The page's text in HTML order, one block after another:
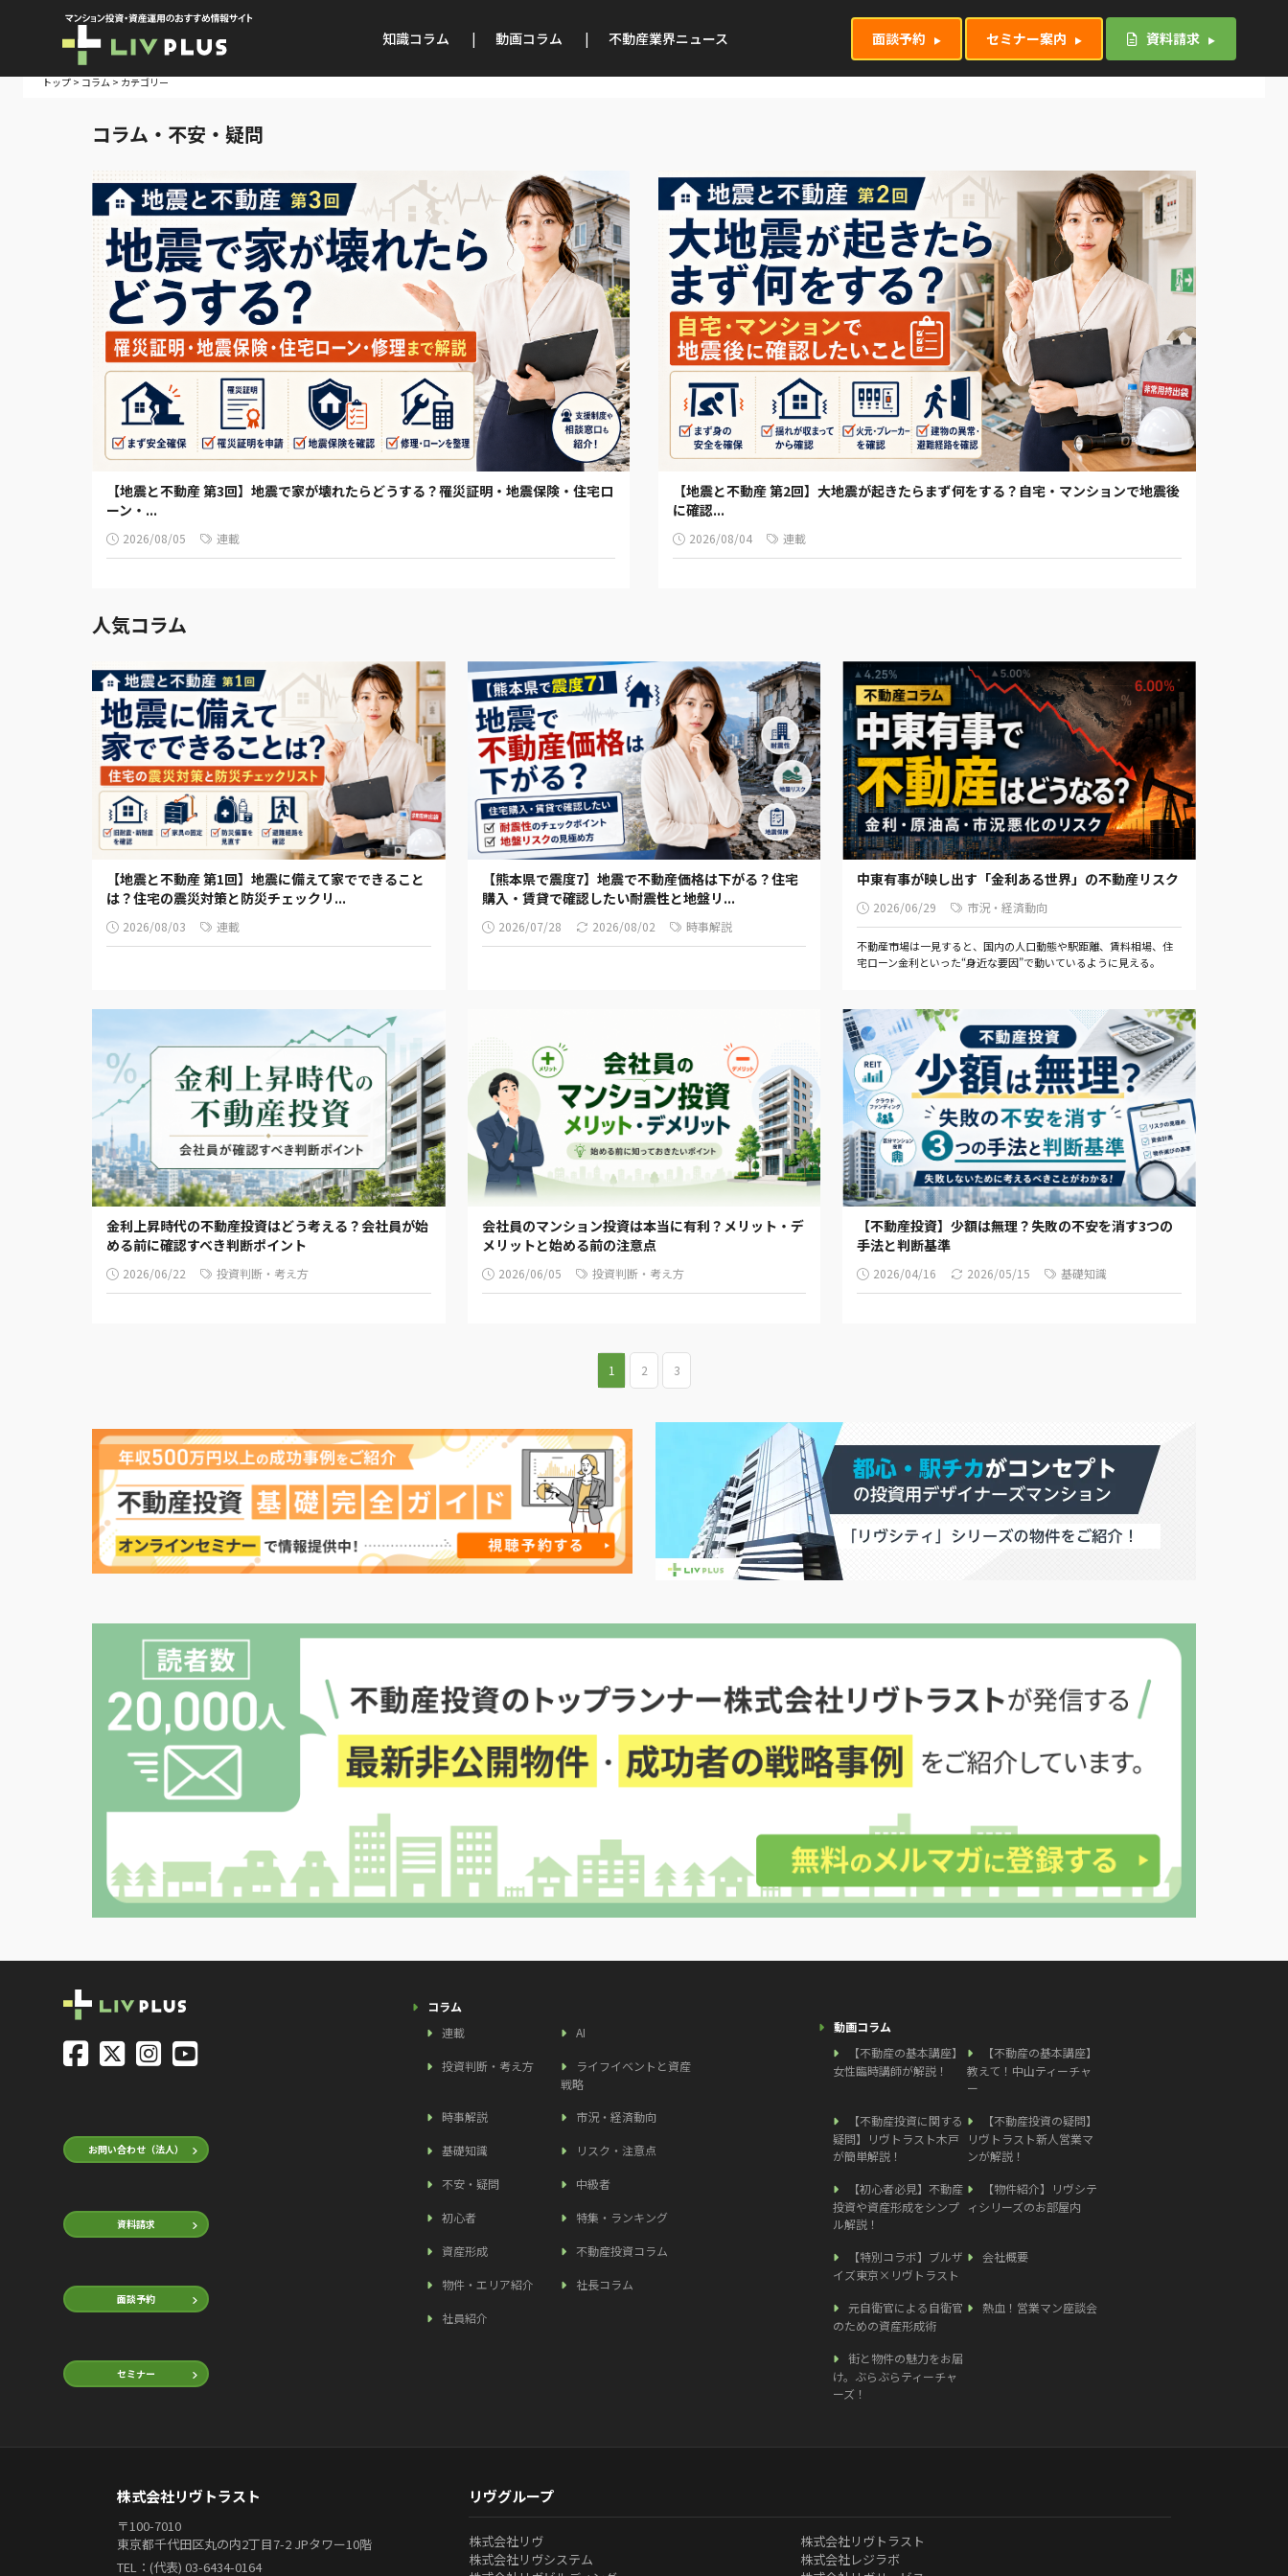
知識コラム | 動画コラム | 不動産業界ニュース 面談予約 セミナー案内 資料請求
トップ > コラム > カテゴリー
コラム・不安・疑問
【地震と不動産 第3回】地震で家が壊れたらどうする？罹災証明・地震保険・住宅ロ
ーン・...
2026/08/05 連載
【地震と不動産 第2回】大地震が起きたらまず何をする？自宅・マンションで地震後
に確認...
2026/08/04 連載
人気コラム
【地震と不動産 第1回】地震に備えて家でできること
は？住宅の震災対策と防災チェックリ...
2026/08/03 連載
【熊本県で震度7】地震で不動産価格は下がる？住宅
購入・賃貸で確認したい耐震性と地盤リ...
2026/07/28 2026/08/02 時事解説
中東有事が映し出す「金利ある世界」の不動産リスク
2026/06/29 市況・経済動向
不動産市場は一見すると、国内の人口動態や駅距離、賃料相場、住
宅ローン金利といった“身近な要因”で動いているように見える。
金利上昇時代の不動産投資はどう考える？会社員が始
める前に確認すべき判断ポイント
2026/06/22 投資判断・考え方
会社員のマンション投資は本当に有利？メリット・デ
メリットと始める前の注意点
2026/06/05 投資判断・考え方
【不動産投資】少額は無理？失敗の不安を消す3つの
手法と判断基準
2026/04/16 2026/05/15 基礎知識
1 2 3
お問い合わせ（法人）
資料請求
面談予約
セミナー
コラム
連載
AI
投資判断・考え方
ライフイベントと資産
戦略
時事解説
市況・経済動向
基礎知識 リスク・注意点
不安・疑問 中級者
初心者 特集・ランキング
資産形成 不動産投資コラム
物件・エリア紹介 社長コラム
社員紹介
動画コラム
【不動産の基本講座】
女性臨時講師が解説！
【不動産の基本講座】
教えて！中山ティーチャ
ー
【不動産投資に関する
疑問】リヴトラスト木戸
が簡単解説！
【不動産投資の疑問】
リヴトラスト新人営業マ
ンが解説！
【初心者必見】不動産
投資や資産形成をシンプ
ル解説！
【物件紹介】リヴシテ
ィシリーズのお部屋内
【特別コラボ】ブルザ
イズ東京×リヴトラスト
会社概要
元自衛官による自衛官
のための資産形成術
熱血！営業マン座談会
街と物件の魅力をお届
け。ぶらぶらティーチャ
ーズ！
株式会社リヴトラスト
〒100-7010
東京都千代田区丸の内2丁目7-2 JPタワー10階
TEL：(代表) 03-6434-0164
リヴグループ
株式会社リヴ
株式会社リヴトラスト
株式会社リヴシステム
株式会社レジラボ